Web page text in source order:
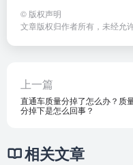
© 版权声明
文章版权归作者所有，未经允
上一篇
直通车质量分掉了怎么办？质
分掉下是怎么回事？
相关文章